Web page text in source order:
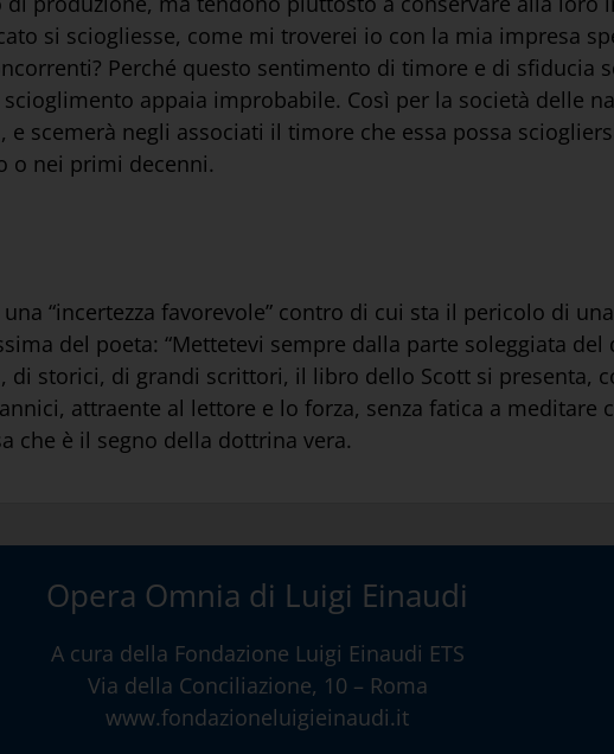
si sciogliesse, come mi troverei io con la mia impresa
Perché questo sentimento di timore e di sfiducia
appaia improbabile. Così per la società delle
scemerà negli associati il timore che essa possa
o nei primi decenni.
“incertezza favorevole” contro di cui sta il pericolo di una
del poeta: “Mettetevi sempre dalla parte soleggiata del
storici, di grandi scrittori, il libro dello Scott si presenta,
attraente al lettore e lo forza, senza fatica a meditare
che è il segno della dottrina vera.
Opera Omnia di Luigi Einaudi
A cura della Fondazione Luigi Einaudi ETS
Via della Conciliazione, 10 – Roma
www.fondazioneluigieinaudi.it